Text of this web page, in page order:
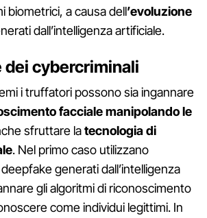
biometrici, a causa dell’evoluzione
dall’intelligenza artificiale.
dei cybercriminali
i truffatori possono sia ingannare
facciale manipolando le
sfruttare latecnologia di
. Nel primo caso utilizzano
generati dall’intelligenza
gli algoritmi di riconoscimento
come individui legittimi. In